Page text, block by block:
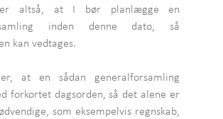
altså, at I bør planlægge en
inden denne dato, så
kan vedtages.
at en sådan generalforsamling
forkortet dagsorden, så det alene er
som eksempelvis regnskab,